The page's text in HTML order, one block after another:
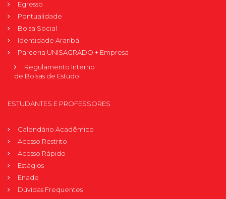
Egresso
Pontualidade
Bolsa Social
Identidade Araribá
Parceria UNISAGRADO + Empresa
Regulamento Interno
de Bolsas de Estudo
ESTUDANTES E PROFESSORES
Calendário Acadêmico
Acesso Restrito
Acesso Rápido
Estágios
Enade
Dúvidas Frequentes